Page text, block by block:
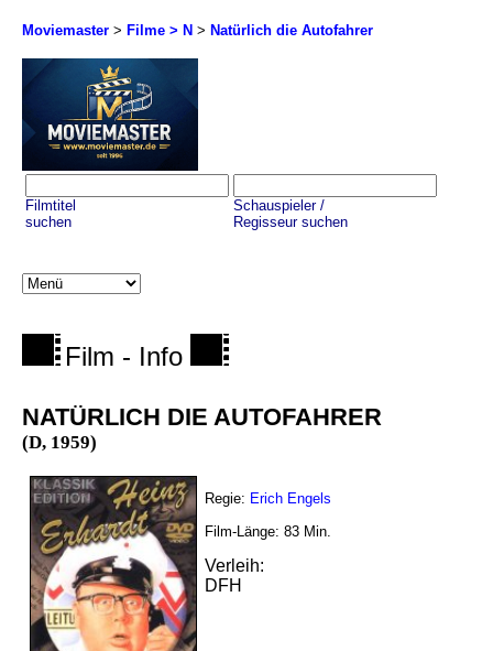
Moviemaster > Filme > N > Natürlich die Autofahrer
Filmtitel
suchen
Schauspieler /
Regisseur suchen
Film - Info
NATÜRLICH DIE AUTOFAHRER
(D, 1959)
Regie: Erich Engels
Film-Länge: 83 Min.
Verleih:
DFH